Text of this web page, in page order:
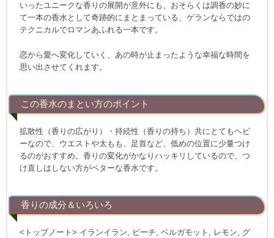
いったユニークな香りの展開が意外にも、おそらくは調香の妙に
て一本の香水として奇跡的にまとまっている、ゲランならではの
テクニカルでロマンあふれる一本です。
恋から愛へ変化していく、あの時が止まったような幸福な時間を
思い出させてくれます。
この香水のまとい方のポイント
拡散性（香りの広がり）・持続性（香りの持ち）共にとてもヘビ
ーなので、ウエストや太もも、足首など、低めの位置に少量つけ
るのがおすすめ。香りの変化がかなりハッキリしているので、つ
け直しはしない方がベターな香水です。
香りの成分＆いろいろ
<トップノート> イランイラン, ピーチ, ベルガモット, レモン, グ